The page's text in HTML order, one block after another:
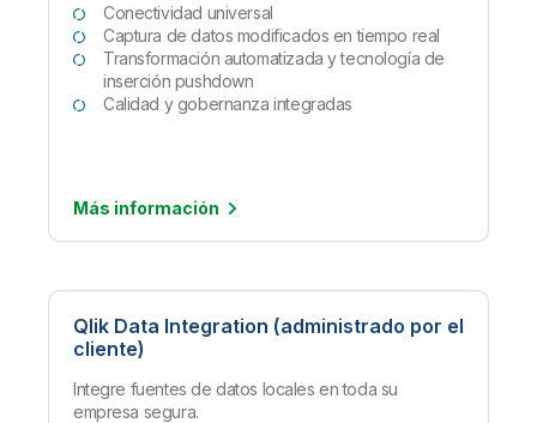
Conectividad universal
Captura de datos modificados en tiempo real
Transformación automatizada y tecnología de
inserción pushdown
Calidad y gobernanza integradas
Más información
Qlik Data Integration (administrado por el
cliente)
Integre fuentes de datos locales en toda su
empresa segura.